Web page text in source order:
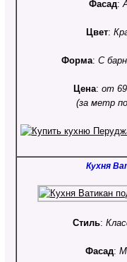
Фасад:
Цвет:
Форма: С
Цена: от
(за метр
Кухня
Стиль:
Фасад: